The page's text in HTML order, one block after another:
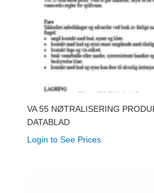
VA 55 NØTRALISERING
DATABLAD
Login to See Prices